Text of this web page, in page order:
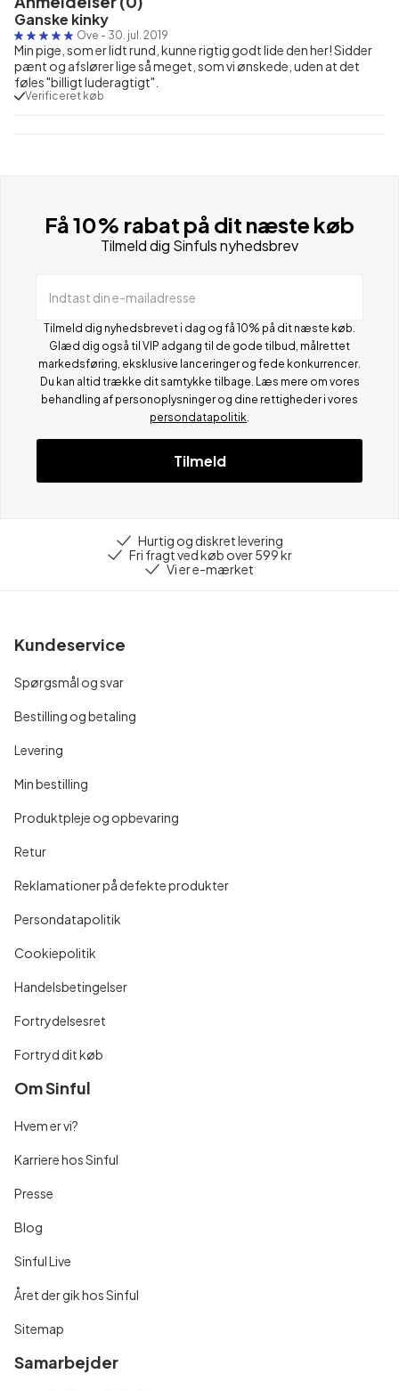
Ganske kinky
Ove - 30. jul. 2019
Min pige, som er lidt rund, kunne rigtig godt lide den her! Sidder
pænt og afslører lige så meget, som vi ønskede, uden at det
føles "billigt luderagtigt".
Verificeret køb
Få 10% rabat på dit næste køb
Tilmeld dig Sinfuls nyhedsbrev
Indtast din e-mailadresse
Tilmeld dig nyhedsbrevet i dag og få 10% på dit næste køb.
Glæd dig også til VIP adgang til de gode tilbud, målrettet
markedsføring, eksklusive lanceringer og fede konkurrencer.
Du kan altid trække dit samtykke tilbage. Læs mere om vores
behandling af personoplysninger og dine rettigheder i vores
persondatapolitik
Tilmeld
Hurtig og diskret levering
Fri fragt ved køb over 599 kr
Vi er e-mærket
Kundeservice
Spørgsmål og svar
Bestilling og betaling
Levering
Min bestilling
Produktpleje og opbevaring
Retur
Reklamationer på defekte produkter
Persondatapolitik
Cookiepolitik
Handelsbetingelser
Fortrydelsesret
Fortryd dit køb
Om Sinful
Hvem er vi?
Karriere hos Sinful
Presse
Blog
Sinful Live
Året der gik hos Sinful
Sitemap
Samarbejder